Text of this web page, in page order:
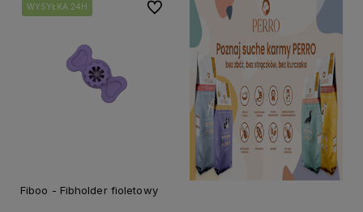
WYSYŁKA 24H
WYSYŁKA 24H
WYSYŁKA 24H
Fiboo - Fibholder fioletowy
Do ulubionych